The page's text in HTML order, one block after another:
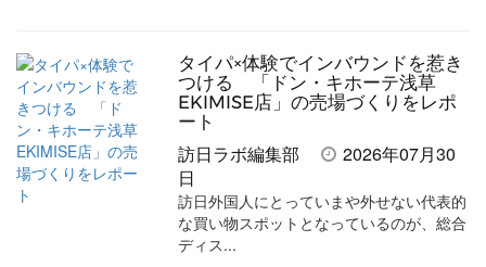
加
タイパ×体験でインバウンドを惹き
つける 「ドン・キホーテ浅草
EKIMISE店」の売場づくりをレポ
ート
訪日ラボ編集部
2026年07月30
日
訪日外国人にとっていまや外せない代表的
な買い物スポットとなっているのが、総合
ディス...